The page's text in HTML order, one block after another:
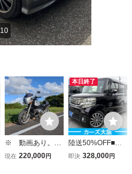
10
※ 動画あり。B
MW R1150R カス
現在 220,000円
本日終了
陸送50%OFF■カ
ーズ大阪●車検2年
即決 328,000円